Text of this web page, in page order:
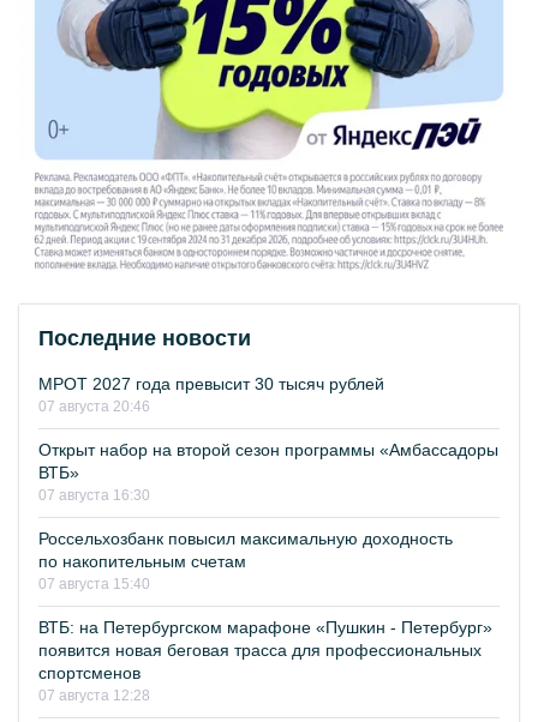
Последние новости
МРОТ 2027 года превысит 30 тысяч рублей
07 августа 20:46
Открыт набор на второй сезон программы «Амбассадоры
ВТБ»
07 августа 16:30
Россельхозбанк повысил максимальную доходность
по накопительным счетам
07 августа 15:40
ВТБ: на Петербургском марафоне «Пушкин - Петербург»
появится новая беговая трасса для профессиональных
спортсменов
07 августа 12:28